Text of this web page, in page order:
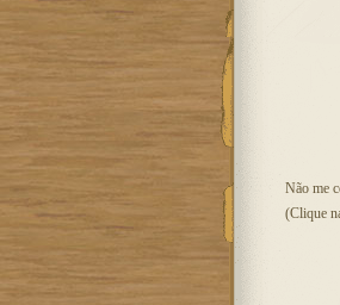
Não me
(Clique